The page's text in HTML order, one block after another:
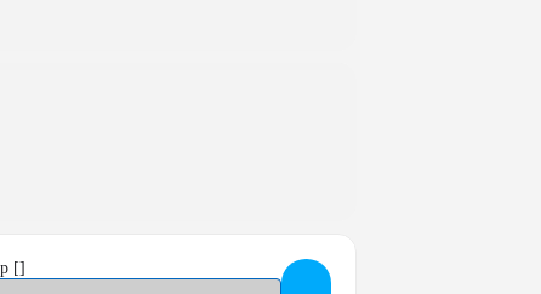
[]